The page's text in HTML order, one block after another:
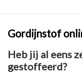
Projecten
Contact
Gordijnstof
Heb jij al eens
gestoffeerd?